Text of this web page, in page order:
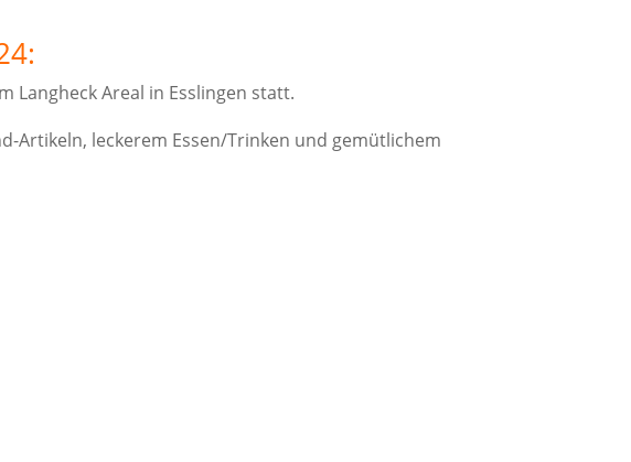
Langheck Areal in Esslingen statt.
Artikeln, leckerem Essen/Trinken und gemütlichem